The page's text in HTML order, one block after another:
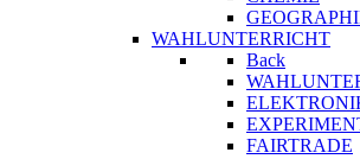
WAHLUNTERRICHT
Back
FAIRTRADE